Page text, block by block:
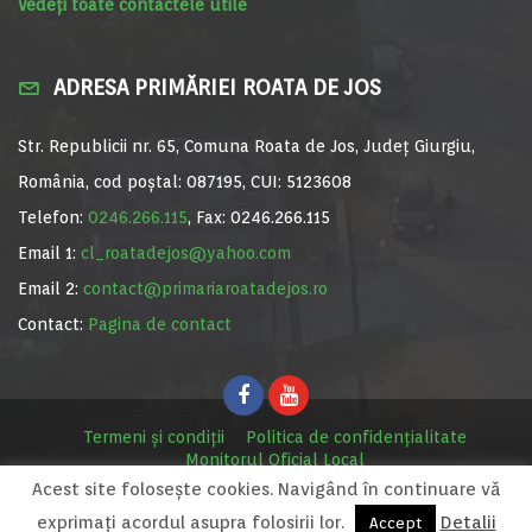
Vedeți toate contactele utile
ADRESA PRIMĂRIEI ROATA DE JOS
Str. Republicii nr. 65, Comuna Roata de Jos, Județ Giurgiu,
România, cod poștal: 087195, CUI: 5123608
Telefon: 0246.266.115, Fax: 0246.266.115
Email 1: cl_roatadejos@yahoo.com
Email 2: contact@primariaroatadejos.ro
Contact: Pagina de contact
Termeni și condiții
Politica de confidențialitate
Monitorul Oficial Local
© Primăria Roata de Jos, 2020. Site realizat de MediaDigi.ro
Acest site foloseşte cookies. Navigând în continuare vă
exprimaţi acordul asupra folosirii lor.
Accept Detalii